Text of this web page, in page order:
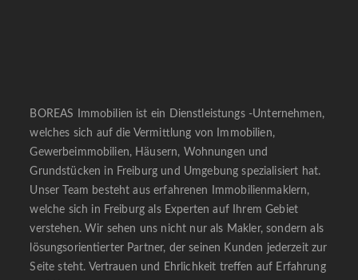
BOREAS Immobilien ist ein Dienstleistungs -Unternehmen,
welches sich auf die Vermittlung von Immobilien,
Gewerbeimmobilien, Häusern, Wohnungen und
Grundstücken in Freiburg und Umgebung spezialisiert hat.
Unser Team besteht aus erfahrenen Immobilienmaklern,
welche sich in Freiburg als Experten auf Ihrem Gebiet
verstehen. Wir sehen uns nicht nur als Makler, sondern als
lösungsorientierter Partner, der seinen Kunden jederzeit zur
Seite steht. Vertrauen und Ehrlichkeit treffen auf Erfahrung